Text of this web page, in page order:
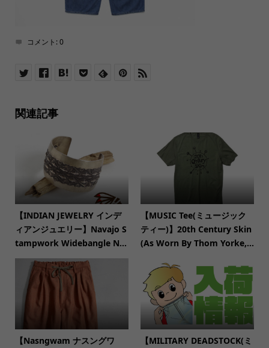
コメント:0
関連記事
【INDIAN JEWELRY インデ
ィアンジュエリー】Navajo S
tampwork Widebangle N...
【MUSIC Tee(ミュージック
ティー)】20th Century Skin
(As Worn By Thom Yorke,...
【Nasngwam ナスングワ
【MILITARY DEADSTOCK(ミ